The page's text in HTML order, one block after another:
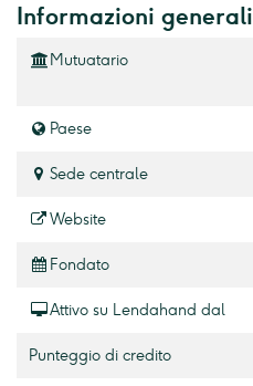
Informazioni generali
Mutuatario
Paese
Sede centrale
Website
Fondato
Attivo su Lendahand dal
Punteggio di credito